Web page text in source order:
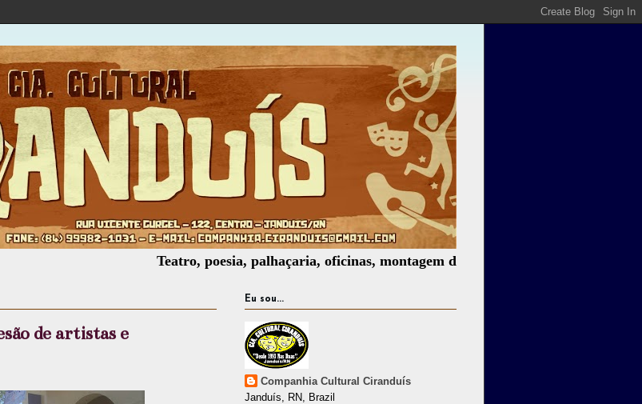
Teatro, poesia, palhaçaria, oficinas, montagem de espetáculos, assessoria cultural,
de artistas e
Eu sou...
Companhia Cultural Ciranduís
Janduís, RN, Brazil